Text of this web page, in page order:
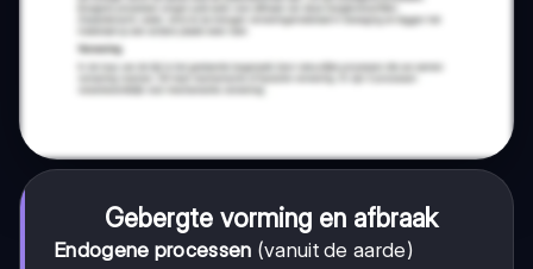
Gebergte vorming en afbraak
Endogene processen (vanuit de aarde)